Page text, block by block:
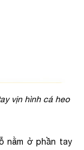
vịn hình cá heo
nằm ở phần tay